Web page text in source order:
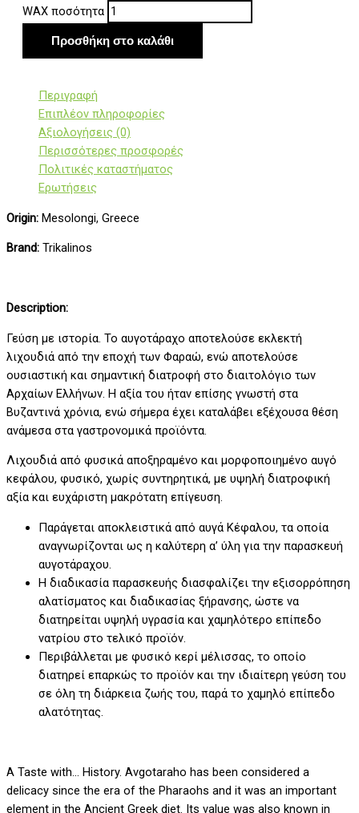
WAX ποσότητα
Προσθήκη στο καλάθι
Περιγραφή
Επιπλέον πληροφορίες
Αξιολογήσεις (0)
Περισσότερες προσφορές
Πολιτικές καταστήματος
Ερωτήσεις
Origin: Mesolongi, Greece
Brand: Trikalinos
Description:
Γεύση με ιστορία. Το αυγοτάραχο αποτελούσε εκλεκτή
λιχουδιά από την εποχή των Φαραώ, ενώ αποτελούσε
ουσιαστική και σημαντική διατροφή στο διαιτολόγιο των
Αρχαίων Ελλήνων. Η αξία του ήταν επίσης γνωστή στα
Βυζαντινά χρόνια, ενώ σήμερα έχει καταλάβει εξέχουσα θέση
ανάμεσα στα γαστρονομικά προϊόντα.
Λιχουδιά από φυσικά αποξηραμένο και μορφοποιημένο αυγό
κεφάλου, φυσικό, χωρίς συντηρητικά, με υψηλή διατροφική
αξία και ευχάριστη μακρότατη επίγευση.
Παράγεται αποκλειστικά από αυγά Κέφαλου, τα οποία
αναγνωρίζονται ως η καλύτερη α’ ύλη για την παρασκευή
αυγοτάραχου.
Η διαδικασία παρασκευής διασφαλίζει την εξισορρόπηση
αλατίσματος και διαδικασίας ξήρανσης, ώστε να
διατηρείται υψηλή υγρασία και χαμηλότερο επίπεδο
νατρίου στο τελικό προϊόν.
Περιβάλλεται με φυσικό κερί μέλισσας, το οποίο
διατηρεί επαρκώς το προϊόν και την ιδιαίτερη γεύση του
σε όλη τη διάρκεια ζωής του, παρά το χαμηλό επίπεδο
αλατότητας.
A Taste with… History. Avgotaraho has been considered a
delicacy since the era of the Pharaohs and it was an important
element in the Ancient Greek diet. Its value was also known in